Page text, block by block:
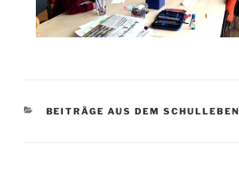
KATEGORIEN
BEITRÄGE AUS DEM SCHULLEBEN